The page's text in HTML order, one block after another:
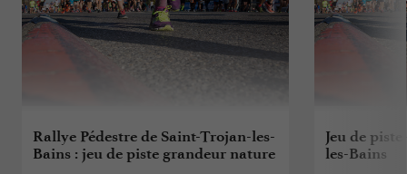
Rallye Pédestre de Saint-Trojan-les-
Bains : jeu de piste grandeur nature
Jeu de
les-Bains